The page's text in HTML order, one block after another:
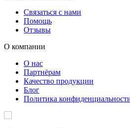
Связаться с нами
Помощь
Отзывы
О компании
О нас
Партнёрам
Качество продукции
Блог
Политика